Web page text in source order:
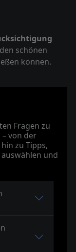
schönen
können.
Fragen zu
von der
zu Tipps,
und